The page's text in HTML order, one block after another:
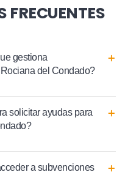
FRECUENTES
gestiona
del Condado?
solicitar ayudas para
a subvenciones